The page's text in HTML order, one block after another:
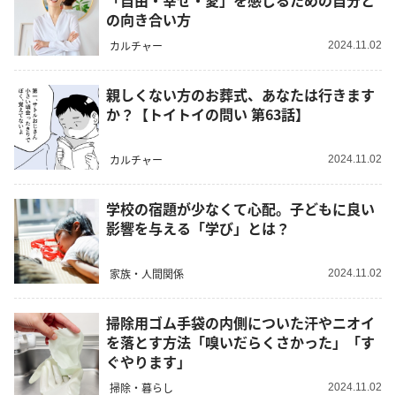
の向き合い方
カルチャー 2024.11.02
親しくない方のお葬式、あなたは行きます
か？【トイトイの問い 第63話】
カルチャー 2024.11.02
学校の宿題が少なくて心配。子どもに良い
影響を与える「学び」とは？
家族・人間関係 2024.11.02
掃除用ゴム手袋の内側についた汗やニオイ
を落とす方法「嗅いだらくさかった」「す
ぐやります」
掃除・暮らし 2024.11.02